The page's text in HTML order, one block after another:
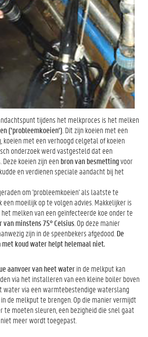
tijdens het melkproces is het melken
('probleemkoeien'). Dit zijn koeien met een
koeien met een verhoogd celgetal of koeien
onderzoek werd vastgesteld dat een
koeien zijn een bron van besmettingvoor
en verdienen speciale aandacht bij het
om 'probleemkoeien' als laatste te
een moeilijk op te volgen advies. Makkelijker is
melken van een geïnfecteerde koe onder te
van minstens 75° Celsius. Op deze manier
zijn in de speenbekers afgedood.De
koud water helpt helemaal niet.
aanvoer van heet waterin de melkput kan
via het installeren van een kleine boiler boven
water via een warmtebestendige waterslang
de melkput te brengen. Op die manier vermijdt
te moeten sleuren, een bezigheid die snel gaat
meer wordt toegepast.